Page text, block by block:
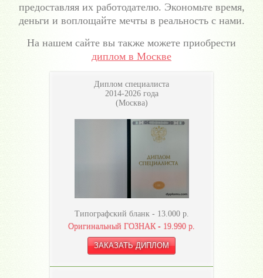
предоставляя их работодателю. Экономьте время,
деньги и воплощайте мечты в реальность с нами.
На нашем сайте вы также можете приобрести
диплом в Москве
Диплом специалиста
2014-2026 года
(Москва)
Типографский бланк - 13.000р.
Оригинальный ГОЗНАК - 19.990 р.